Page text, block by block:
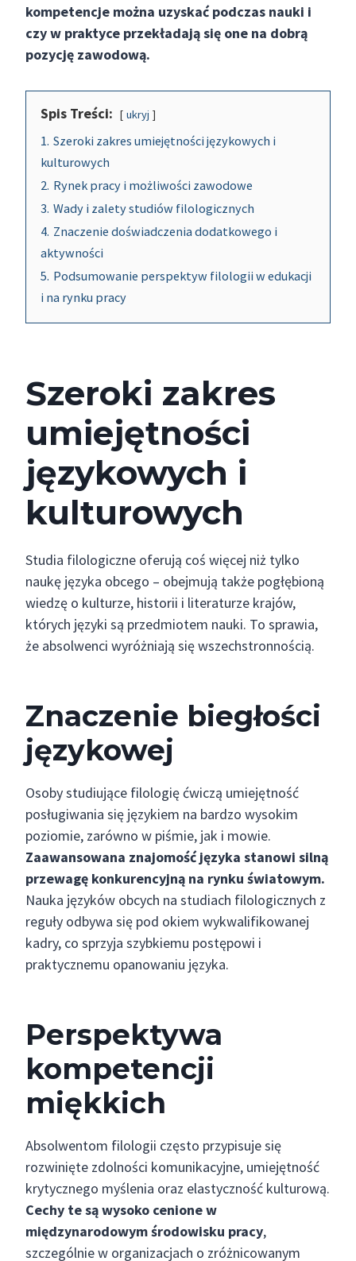
kompetencje można uzyskać podczas nauki i
czy w praktyce przekładają się one na dobrą
pozycję zawodową.
Spis Treści: ukryj
1. Szeroki zakres umiejętności językowych i
kulturowych
2. Rynek pracy i możliwości zawodowe
3. Wady i zalety studiów filologicznych
4. Znaczenie doświadczenia dodatkowego i
aktywności
5. Podsumowanie perspektyw filologii w edukacji
i na rynku pracy
Szeroki zakres
umiejętności
językowych i
kulturowych
Studia filologiczne oferują coś więcej niż tylko
naukę języka obcego – obejmują także pogłębioną
wiedzę o kulturze, historii i literaturze krajów,
których języki są przedmiotem nauki. To sprawia,
że absolwenci wyróżniają się wszechstronnością.
Znaczenie biegłości
językowej
Osoby studiujące filologię ćwiczą umiejętność
posługiwania się językiem na bardzo wysokim
poziomie, zarówno w piśmie, jak i mowie.
Zaawansowana znajomość języka stanowi silną
przewagę konkurencyjną na rynku światowym.
Nauka języków obcych na studiach filologicznych z
reguły odbywa się pod okiem wykwalifikowanej
kadry, co sprzyja szybkiemu postępowi i
praktycznemu opanowaniu języka.
Perspektywa
kompetencji
miękkich
Absolwentom filologii często przypisuje się
rozwinięte zdolności komunikacyjne, umiejętność
krytycznego myślenia oraz elastyczność kulturową.
Cechy te są wysoko cenione w
międzynarodowym środowisku pracy,
szczególnie w organizacjach o zróżnicowanym